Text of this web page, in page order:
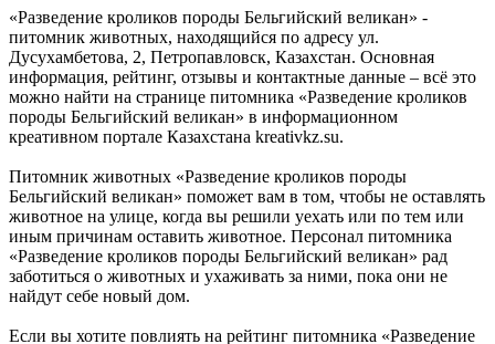
«Разведение кроликов породы Бельгийский великан» -
питомник животных, находящийся по адресу ул.
Дусухамбетова, 2, Петропавловск, Казахстан. Основная
информация, рейтинг, отзывы и контактные данные – всё это
можно найти на странице питомника «Разведение кроликов
породы Бельгийский великан» в информационном
креативном портале Казахстана kreativkz.su.
Питомник животных «Разведение кроликов породы
Бельгийский великан» поможет вам в том, чтобы не оставлять
животное на улице, когда вы решили уехать или по тем или
иным причинам оставить животное. Персонал питомника
«Разведение кроликов породы Бельгийский великан» рад
заботиться о животных и ухаживать за ними, пока они не
найдут себе новый дом.
Если вы хотите повлиять на рейтинг питомника «Разведение